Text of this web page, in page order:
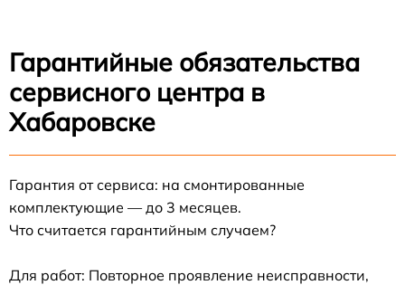
Гарантийные обязательства
сервисного центра в
Хабаровске
Гарантия от сервиса: на смонтированные
комплектующие — до 3 месяцев.
Что считается гарантийным случаем?
Для работ: Повторное проявление неисправности,